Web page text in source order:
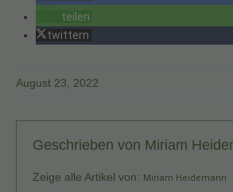
teilen
twittern
August 23, 2022
Geschrieben von Miriam
Zeige alle Artikel von: Miriam Heidemann